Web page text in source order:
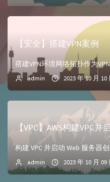
【安全】搭建VPN案例
admin 2023 年 10 月 10
【VPC】AWS构建VPC并
admin 2023 年 10 月 09